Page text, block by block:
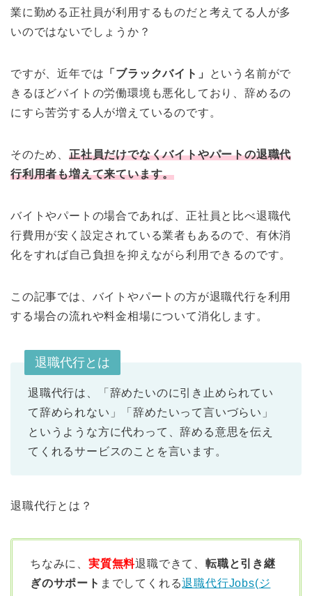
業に勤める正社員が利用するものだと考えてる人が多
いのではないでしょうか？
ですが、近年では 「ブラックバイト」
という名前がで
きるほどバイトの労働環境も悪化しており、辞めるの
にすら苦労する人が増えているのです。
そのため、 正社員だけでなくバイトやパートの退職代
行利用者も増えて来ています。
バイトやパートの場合であれば、正社員と比べ退職代
行費用が安く設定されている業者もあるので、有休消
化をすれば自己負担を抑えながら利用できるのです。
この記事では、バイトやパートの方が退職代行を利用
する場合の流れや料金相場について消化します。
退職代行とは
退職代行は、「辞めたいのに引き止められてい
て辞められない」「辞めたいって言いづらい」
というような方に代わって、辞める意思を伝え
てくれるサービスのことを言います。
退職代行とは？
ちなみに、 実質無料退職できて、転職と引き継
ぎのサポート までしてくれる退職代行Jobs(ジ